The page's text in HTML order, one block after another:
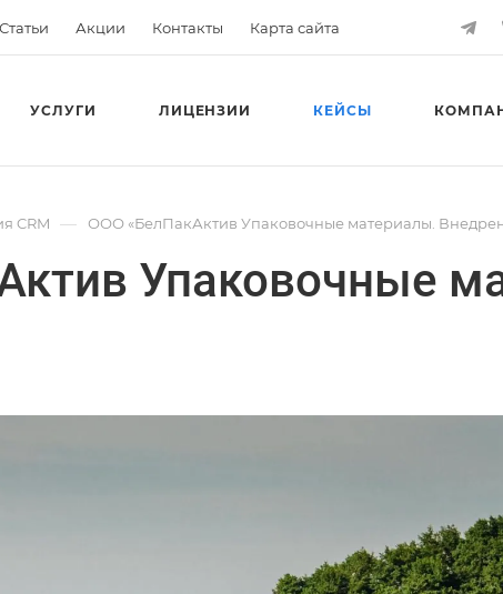
Статьи Акции Контакты Карта сайта
УСЛУГИ ЛИЦЕНЗИИ КЕЙСЫ
CRM — ООО «БелПакАктив Упаковочные материалы.
Упаковочные